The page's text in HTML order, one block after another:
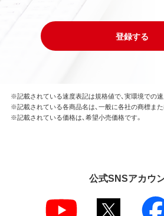
登録する
※記載されている速度表記は規格値で、実環境での速
※記載されている各商品名は、一般に各社の商標また
※記載されている価格は、希望小売価格です。
公式SNSアカウ